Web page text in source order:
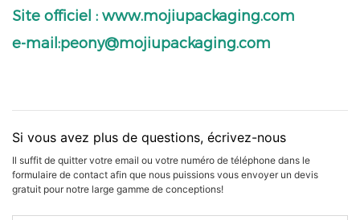
Site officiel : www.mojiupackaging.com
e-mail:peony@mojiupackaging.com
Si vous avez plus de questions, écrivez-nous
Il suffit de quitter votre email ou votre numéro de téléphone dans le
formulaire de contact afin que nous puissions vous envoyer un devis
gratuit pour notre large gamme de conceptions!